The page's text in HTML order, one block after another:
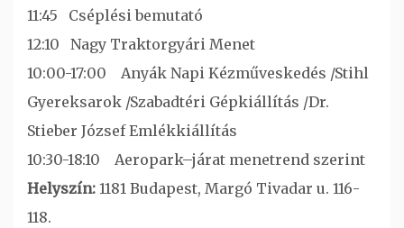
11:45 Cséplési bemutató
12:10 Nagy Traktorgyári Menet
10:00-17:00 Anyák Napi Kézműveskedés /Stihl
Gyereksarok /Szabadtéri Gépkiállítás /Dr.
Stieber József Emlékkiállítás
10:30-18:10 Aeropark–járat menetrend szerint
Helyszín: 1181 Budapest, Margó Tivadar u. 116-
118.